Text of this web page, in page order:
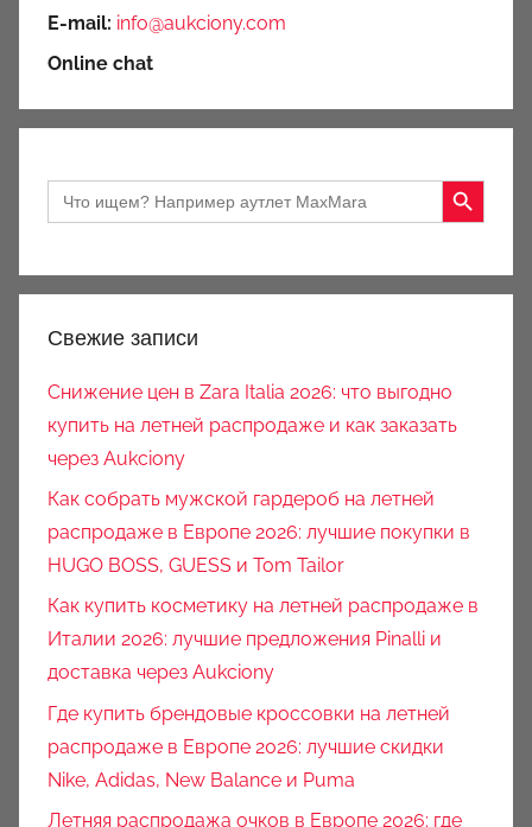
E-mail: info@aukciony.com
Online chat
Search
for:
Search Button
Свежие записи
Снижение цен в Zara Italia 2026: что выгодно
купить на летней распродаже и как заказать
через Aukciony
Как собрать мужской гардероб на летней
распродаже в Европе 2026: лучшие покупки в
HUGO BOSS, GUESS и Tom Tailor
Как купить косметику на летней распродаже в
Италии 2026: лучшие предложения Pinalli и
доставка через Aukciony
Где купить брендовые кроссовки на летней
распродаже в Европе 2026: лучшие скидки
Nike, Adidas, New Balance и Puma
Летняя распродажа очков в Европе 2026: где